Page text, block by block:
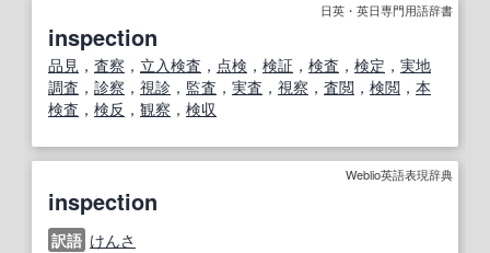
日英・英日専門用語辞書
inspection
品 見 ， 査察 ， 立入検査 ， 点検 ， 検証 ， 検査 ， 検定 ， 実地
調査 ， 診察 ， 視診 ， 監査 ， 実査 ， 視察 ， 査閲 ， 検閲 ， 本
検査 ， 検反 ， 観察 ， 検収
Weblio英語表現辞典
inspection
訳語 けんさ